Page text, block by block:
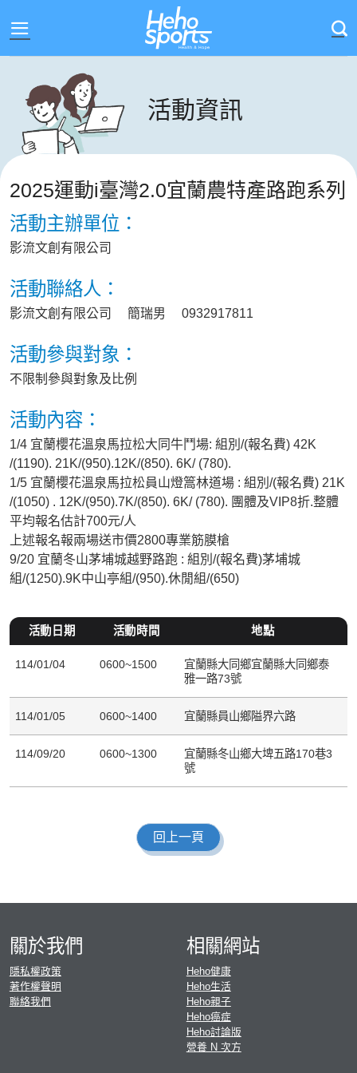
活動資訊
2025運動i臺灣2.0宜蘭農特產路跑系列
活動主辦單位：
影流文創有限公司
活動聯絡人：
影流文創有限公司 簡瑞男 0932917811
活動參與對象：
不限制參與對象及比例
活動內容：
1/4 宜蘭櫻花溫泉馬拉松大同牛鬥場: 組別/(報名費) 42K
/(1190). 21K/(950).12K/(850). 6K/ (780).
1/5 宜蘭櫻花溫泉馬拉松員山燈篙林道場 : 組別/(報名費) 21K
/(1050) . 12K/(950).7K/(850). 6K/ (780). 團體及VIP8折.整體
平均報名估計700元/人
上述報名報兩場送市價2800專業筋膜槍
9/20 宜蘭冬山茅埔城越野路跑 : 組別/(報名費)茅埔城
組/(1250).9K中山亭組/(950).休閒組/(650)
活動日期 活動時間 地點
114/01/04 0600~1500
宜蘭縣大同鄉宜蘭縣大同鄉泰
雅一路73號
114/01/05 0600~1400 宜蘭縣員山鄉隘界六路
114/09/20 0600~1300
宜蘭縣冬山鄉大埤五路170巷3
號
回上一頁
關於我們
隱私權政策
著作權聲明
聯絡我們
相關網站
Heho健康
Heho生活
Heho親子
Heho癌症
Heho討論版
營養 N 次方